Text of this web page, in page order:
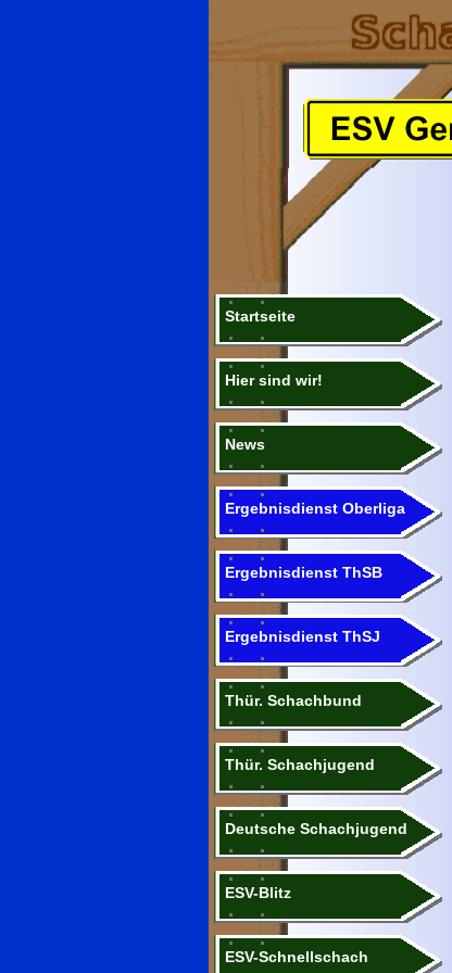
Startseite
Hier sind wir!
News
Ergebnisdienst Oberliga
Ergebnisdienst ThSB
Ergebnisdienst ThSJ
Thür. Schachbund
Thür. Schachjugend
Deutsche Schachjugend
ESV-Blitz
ESV-Schnellschach